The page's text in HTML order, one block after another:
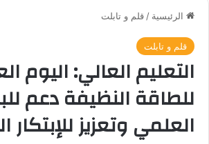
الرئيسية / قلم و تابلت
قلم و تابلت
التعليم العالي: اليوم
للطاقة النظيفة دعم
العلمي وتعزيز